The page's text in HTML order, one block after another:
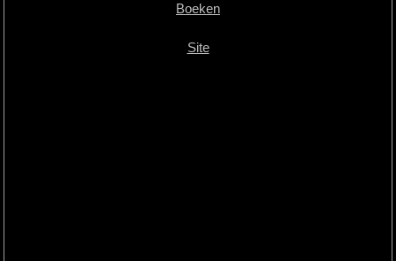
Boeken
Site